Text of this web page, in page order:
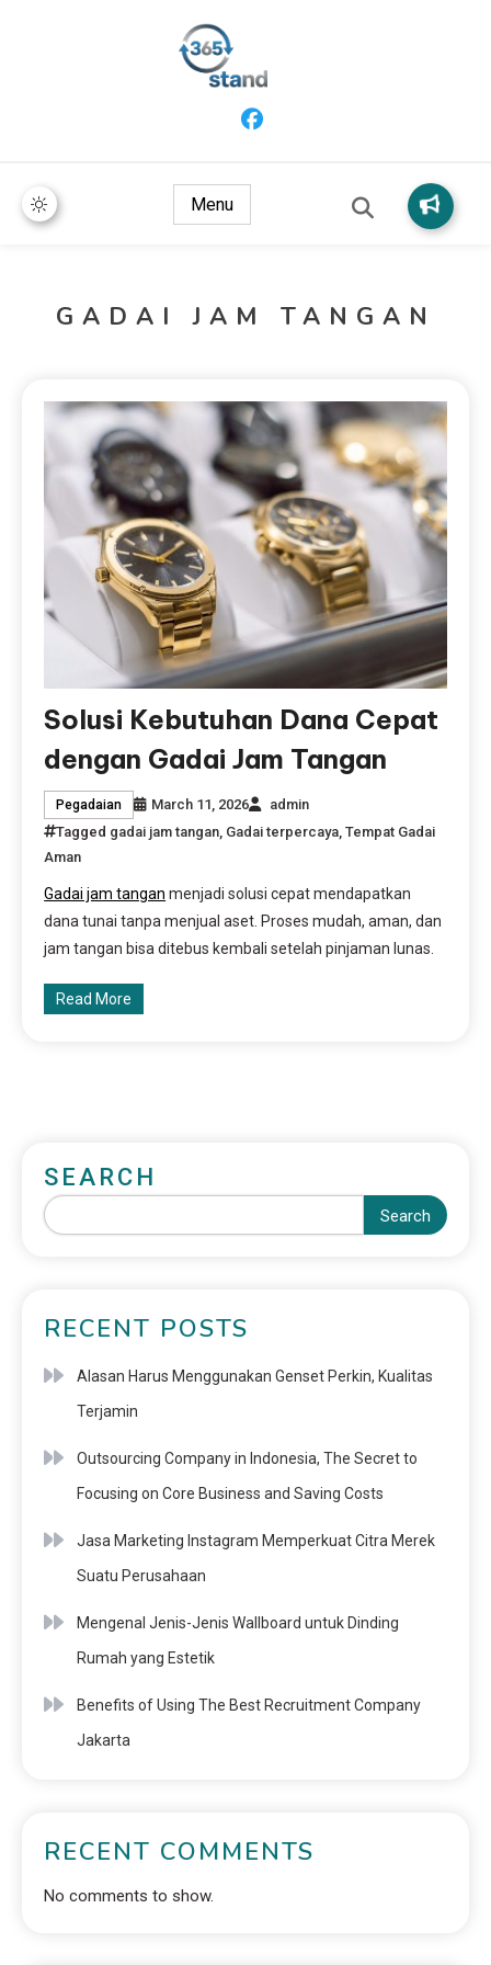
Menu
GADAI JAM TANGAN
Solusi Kebutuhan Dana Cepat
dengan Gadai Jam Tangan
Pegadaian March 11, 2026
admin
Tagged gadai jam tangan, Gadai terpercaya,Tempat Gadai
Aman
Gadai jam tangan menjadi solusi cepat mendapatkan
dana tunai tanpa menjual aset. Proses mudah, aman, dan
jam tangan bisa ditebus kembali setelah pinjaman lunas.
Read More
SEARCH
Search
RECENT POSTS
Alasan Harus Menggunakan Genset Perkin, Kualitas
Terjamin
Outsourcing Company in Indonesia, The Secret to
Focusing on Core Business and Saving Costs
Jasa Marketing Instagram Memperkuat Citra Merek
Suatu Perusahaan
Mengenal Jenis-Jenis Wallboard untuk Dinding
Rumah yang Estetik
Benefits of Using The Best Recruitment Company
Jakarta
RECENT COMMENTS
No comments to show.